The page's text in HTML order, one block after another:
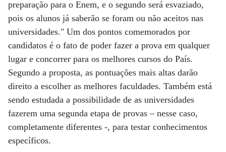
preparação para o Enem, e o segundo será esvaziado,
pois os alunos já saberão se foram ou não aceitos nas
universidades." Um dos pontos comemorados por
candidatos é o fato de poder fazer a prova em qualquer
lugar e concorrer para os melhores cursos do País.
Segundo a proposta, as pontuações mais altas darão
direito a escolher as melhores faculdades. Também está
sendo estudada a possibilidade de as universidades
fazerem uma segunda etapa de provas – nesse caso,
completamente diferentes -, para testar conhecimentos
específicos.